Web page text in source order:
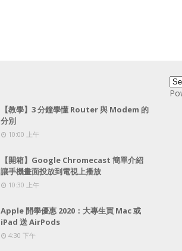
【教學】3 分鐘學懂 Router 與 Modem 的
分別
10:00 上午
【開箱】Google Chromecast 簡單介紹
讓手機畫面投放到電視上播放
10:30 上午
Apple 開學優惠 2020：大專生買 Mac 或
iPad 送 AirPods
4:30 下午